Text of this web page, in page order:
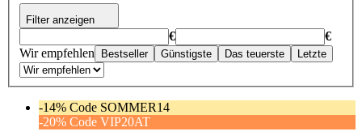
Filter anzeigen
€
€
Wir empfehlen
Bestseller Günstigste Das teuerste Letzte
-14% Code SOMMER14
-20% Code VIP20AT